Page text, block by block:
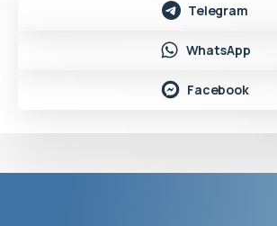
Telegram
WhatsApp
Facebook